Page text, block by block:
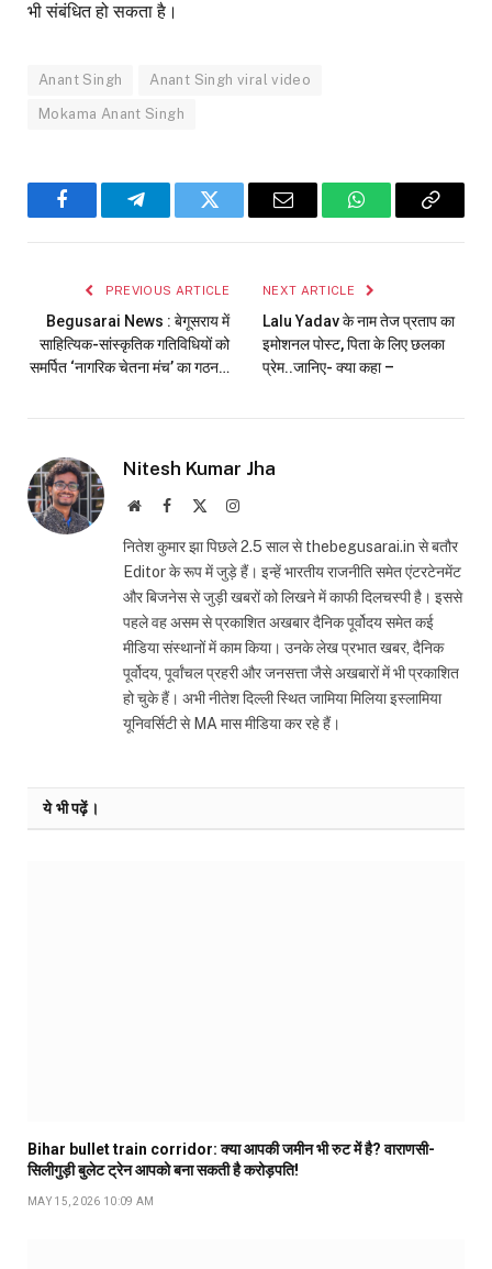
भी संबंधित हो सकता है।
Anant Singh Anant Singh viral video
Mokama Anant Singh
FacebookTelegramTwitter Email WhatsAppCopy
PREVIOUS ARTICLE
Begusarai News : बेगूसराय में
साहित्यिक-सांस्कृतिक गतिविधियों को
समर्पित ‘नागरिक चेतना मंच’ का गठन…
NEXT ARTICLE
Lalu Yadav के नाम तेज प्रताप का
इमोशनल पोस्ट, प‍िता के ल‍िए छलका
प्रेम..जानिए- क्या कहा –
Nitesh Kumar Jha
WebsiteFacebook Instagram
नितेश कुमार झा पिछले 2.5 साल से thebegusarai.in से बतौर
Editor के रूप में जुड़े हैं। इन्हें भारतीय राजनीति समेत एंटरटेनमेंट
और बिजनेस से जुड़ी खबरों को लिखने में काफी दिलचस्पी है। इससे
पहले वह असम से प्रकाशित अखबार दैनिक पूर्वोदय समेत कई
मीडिया संस्थानों में काम किया। उनके लेख प्रभात खबर, दैनिक
पूर्वोदय, पूर्वांचल प्रहरी और जनसत्ता जैसे अखबारों में भी प्रकाशित
हो चुके हैं। अभी नीतेश दिल्ली स्थित जामिया मिलिया इस्लामिया
यूनिवर्सिटी से MA मास मीडिया कर रहे हैं।
ये भी पढ़ें।
Bihar bullet train corridor: क्या आपकी जमीन भी रुट में है? वाराणसी-
सिलीगुड़ी बुलेट ट्रेन आपको बना सकती है करोड़पति!
MAY 15, 2026 10:09 AM